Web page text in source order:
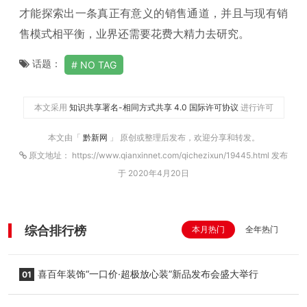
才能探索出一条真正有意义的销售通道，并且与现有销
售模式相平衡，业界还需要花费大精力去研究。
话题： NO TAG
本文采用 知识共享署名-相同方式共享 4.0 国际许可协议 进行许可
本文由「 黔新网 」 原创或整理后发布，欢迎分享和转发。
原文地址： https://www.qianxinnet.com/qichezixun/19445.html 发布
于 2020年4月20日
综合排行榜 本月热门 全年热门
01 喜百年装饰“一口价·超极放心装”新品发布会盛大举行